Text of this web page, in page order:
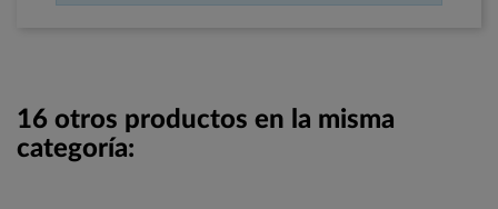
16 otros productos en la misma
categoría: